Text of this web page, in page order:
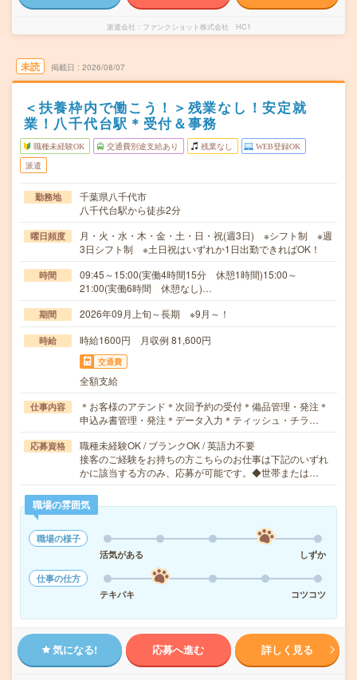
派遣会社 ファンクショット株式会社 HC1
未読 掲載日 2026/08/07
＜扶養枠内で働こう！＞残業なし！安定就
業！八千代台駅＊受付＆事務
職種未経験OK 交通費別途支給あり 残業なし WEB登録OK
派遣
勤務地
千葉県八千代市
八千代台駅から徒歩2分
曜日頻度
月・火・水・木・金・土・日・祝(週3日) ※シフト制 ※週
3日シフト制 ※土日祝はいずれか1日出勤できればOK！
時間
09:45～15:00(実働4時間15分 休憩1時間)15:00～
21:00(実働6時間 休憩なし)…
期間 2026年09月上旬～長期 ※9月～！
時給 時給1600円 月収例 81,600円
交通費
全額支給
仕事内容
＊お客様のアテンド＊次回予約の受付＊備品管理・発注＊
申込み書管理・発注＊データ入力＊ティッシュ・チラ…
応募資格
職種未経験OK / ブランクOK / 英語力不要
接客のご経験をお持ちの方こちらのお仕事は下記のいずれ
かに該当する方のみ、応募が可能です。◆世帯または…
職場の雰囲気
職場の様子
活気がある
しずか
仕事の仕方
テキパキ
コツコツ
気になる! 応募へ進む 詳しく見る